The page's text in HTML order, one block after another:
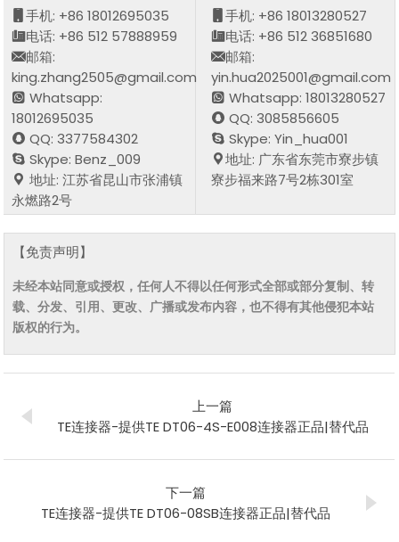
手机: +86 18012695035
电话: +86 512 57888959
邮箱:
king.zhang2505@gmail.com
Whatsapp:
18012695035
QQ: 3377584302
Skype: Benz_009
地址: 江苏省昆山市张浦镇
永燃路2号
手机: +86 18013280527
电话: +86 512 36851680
邮箱:
yin.hua2025001@gmail.com
Whatsapp: 18013280527
QQ: 3085856605
Skype: Yin_hua001
地址: 广东省东莞市寮步镇
寮步福来路7号2栋301室
【免责声明】
未经本站同意或授权，任何人不得以任何形式全部或部分复制、转
载、分发、引用、更改、广播或发布内容，也不得有其他侵犯本站
版权的行为。
上一篇
TE连接器-提供TE DT06-4S-E008连接器正品|替代品
下一篇
TE连接器-提供TE DT06-08SB连接器正品|替代品